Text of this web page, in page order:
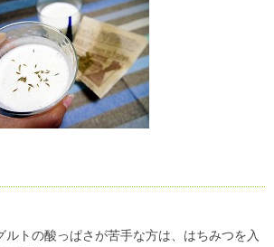
ルトの酸っぱさが苦手な方は、はちみつを入